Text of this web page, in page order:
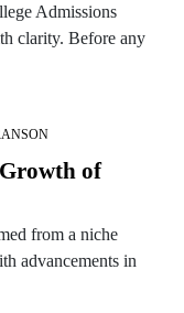
Admissions
clarity. Before any
of
from a niche
advancements in